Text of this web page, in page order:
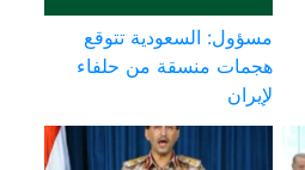
مسؤول: السعودية تتوقع
هجمات منسقة من حلفاء
لإيران